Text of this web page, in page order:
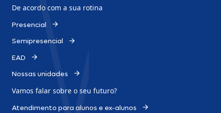
De acordo com a sua rotina
Presencial
Semipresencial
EAD
Nossas unidades
Vamos falar sobre o seu futuro?
Atendimento para alunos e ex-alunos